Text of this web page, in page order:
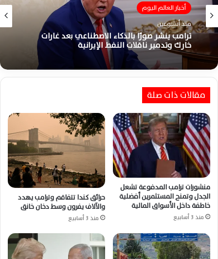
أخبار العالم اليوم
منذ أسبوعين
ترامب ينشر صورًا بالذكاء الاصطناعي بعد غارات
خارك وتدمير ناقلات النفط الإيرانية
مقالات ذات صلة
منشورات ترامب المدفوعة تشعل
الجدل وتمنح المستثمرين أفضلية
خاطفة داخل الأسواق المالية
منذ 3 أسابيع
حرائق كندا تتفاقم وترامب يهدد
والآلاف يفرون وسط دخان خانق
منذ 3 أسابيع